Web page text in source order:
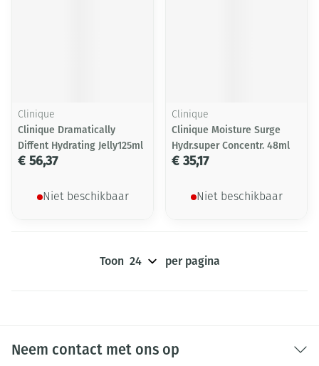
Clinique
Clinique Dramatically
Diffent Hydrating Jelly125ml
€ 56,37
Niet beschikbaar
Clinique
Clinique Moisture Surge
Hydr.super Concentr. 48ml
€ 35,17
Niet beschikbaar
Toon per pagina
Neem contact met ons op